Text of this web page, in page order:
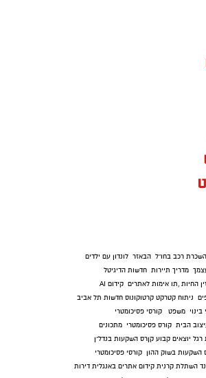
השכרת רכב בחו"ל הבאזר לונדון עם ילדים
מדריך תיירות חדשות הדיגיטל
החיות ,תו אימות לאתרים קידום AI
ניתוח קטרקט קרטוקונוס חדשות תל אביב
בינוי משפט
קורסי פסיכומטרי
הבית קורס פסיכומטרי מתכונים
רגל יוצאים קבוע קןרס השקעות בנדל"ן
השקעות בשוק ההון קורסי פסיכומטרי
השתלת קרנית קידום אתרים באנגלית דירות